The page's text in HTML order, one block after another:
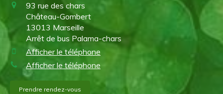
93 rue des chars
Château-Gombert
13013 Marseille
Arrêt de bus Palama-chars
Afficher le téléphone
Afficher le téléphone
Prendre rendez-vous